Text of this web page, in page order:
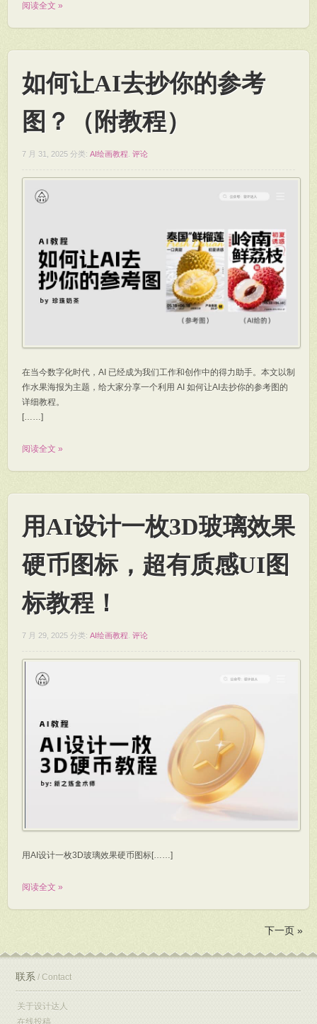
阅读全文 »
如何让AI去抄你的参考
图？（附教程）
7 月 31, 2025 分类: AI绘画教程 评论
在当今数字化时代，AI 已经成为我们工作和创作中的得力助手。本文以制
作水果海报为主题，给大家分享一个利用 AI 如何让AI去抄你的参考图的
详细教程。
[……]
阅读全文 »
用AI设计一枚3D玻璃效果
硬币图标，超有质感UI图
标教程！
7 月 29, 2025 分类: AI绘画教程 评论
用AI设计一枚3D玻璃效果硬币图标[……]
阅读全文 »
下一页 »
联系 / Contact
关于设计达人
在线投稿